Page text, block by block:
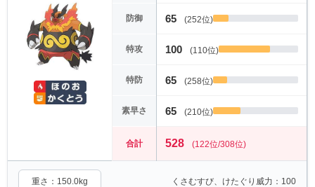
防御 65 (252位)
特攻 100 (110位)
特防 65 (258位)
素早さ 65 (210位)
合計 528 (122位/308位)
重さ：150.0kg くさむすび、けたぐり威力：100